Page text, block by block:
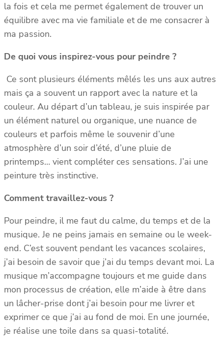
la fois et cela me permet également de trouver un
équilibre avec ma vie familiale et de me consacrer à
ma passion.
De quoi vous inspirez-vous pour peindre ?
Ce sont plusieurs éléments mêlés les uns aux autres
mais ça a souvent un rapport avec la nature et la
couleur. Au départ d’un tableau, je suis inspirée par
un élément naturel ou organique, une nuance de
couleurs et parfois même le souvenir d’une
atmosphère d’un soir d’été, d’une pluie de
printemps… vient compléter ces sensations. J’ai une
peinture très instinctive.
Comment travaillez-vous ?
Pour peindre, il me faut du calme, du temps et de la
musique. Je ne peins jamais en semaine ou le week-
end. C’est souvent pendant les vacances scolaires,
j’ai besoin de savoir que j’ai du temps devant moi. La
musique m’accompagne toujours et me guide dans
mon processus de création, elle m’aide à être dans
un lâcher-prise dont j’ai besoin pour me livrer et
exprimer ce que j’ai au fond de moi. En une journée,
je réalise une toile dans sa quasi-totalité.